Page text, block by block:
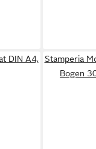
DIN A4,
Stamperia
Bogen